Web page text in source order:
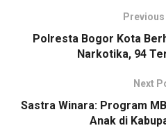
pelaksanaan acara. Ini bukan
sejarah yang ditinggalkan
Saat menyaksikan puluhan
Taman Siliwangi, Cibinong, ia
menyaksikan rangkaian karya
Polresta Bogor Kota
Narkotika, 94
Next
Sastra Winara: Program
Anak di